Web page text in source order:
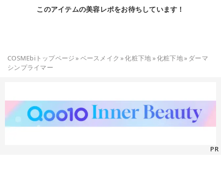
このアイテムの美容レポをお待ちしています！
COSMEbiトップページ» ベースメイク »化粧下地»化粧下地» ダーマ
シンプライマー
PR